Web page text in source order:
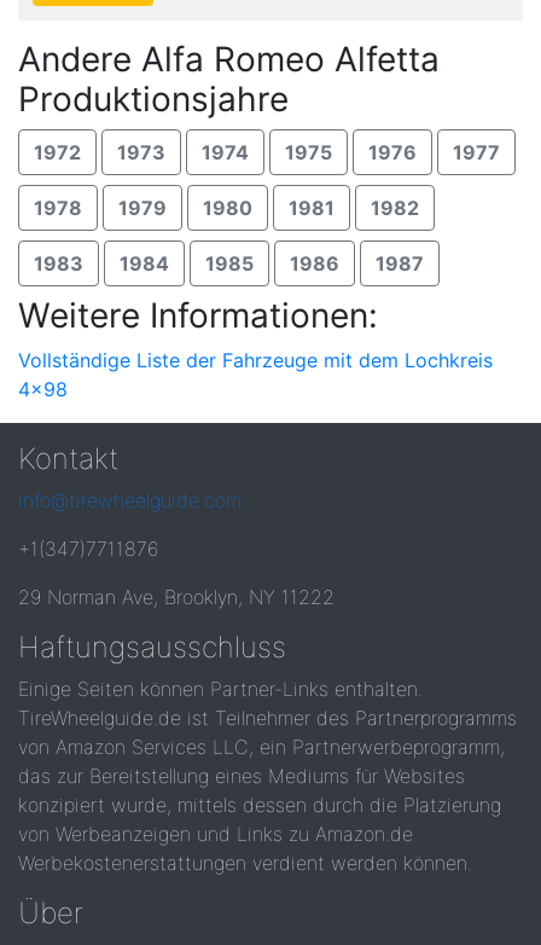
Andere Alfa Romeo Alfetta
Produktionsjahre
1972 1973 1974 1975 1976 1977
1978 1979 1980 1981 1982
1983 1984 1985 1986 1987
Weitere Informationen:
Vollständige Liste der Fahrzeuge mit dem Lochkreis
4x98
Kontakt
info@tirewheelguide.com
+1(347)7711876
29 Norman Ave, Brooklyn, NY 11222
Haftungsausschluss
Einige Seiten können Partner-Links enthalten.
TireWheelguide.de ist Teilnehmer des Partnerprogramms
von Amazon Services LLC, ein Partnerwerbeprogramm,
das zur Bereitstellung eines Mediums für Websites
konzipiert wurde, mittels dessen durch die Platzierung
von Werbeanzeigen und Links zu Amazon.de
Werbekostenerstattungen verdient werden können.
Über